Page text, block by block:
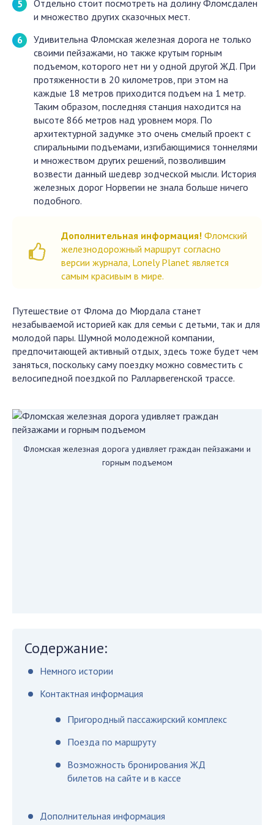
Отдельно стоит посмотреть на долину Фломсдален
и множество других сказочных мест.
Удивительна Фломская железная дорога не только
своими пейзажами, но также крутым горным
подъемом, которого нет ни у одной другой ЖД. При
протяженности в 20 километров, при этом на
каждые 18 метров приходится подъем на 1 метр.
Таким образом, последняя станция находится на
высоте 866 метров над уровнем моря. По
архитектурной задумке это очень смелый проект с
спиральными подъемами, изгибающимися тоннелями
и множеством других решений, позволившим
возвести данный шедевр зодческой мысли. История
железных дорог Норвегии не знала больше ничего
подобного.
Дополнительная информация! Фломский
железнодорожный маршрут согласно
версии журнала, Lonely Planet является
самым красивым в мире.
Путешествие от Флома до Мюрдала станет
незабываемой историей как для семьи с детьми, так и для
молодой пары. Шумной молодежной компании,
предпочитающей активный отдых, здесь тоже будет чем
заняться, поскольку саму поездку можно совместить с
велосипедной поездкой по Ралларвегенской трассе.
Фломская железная дорога удивляет граждан пейзажами и
горным подъемом
Содержание:
Немного истории
Контактная информация
Пригородный пассажирский комплекс
Поезда по маршруту
Возможность бронирования ЖД
билетов на сайте и в кассе
Дополнительная информация